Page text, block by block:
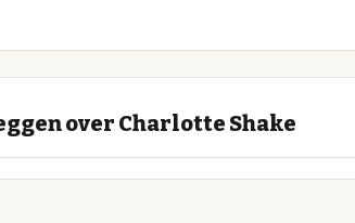
over Charlotte Shake